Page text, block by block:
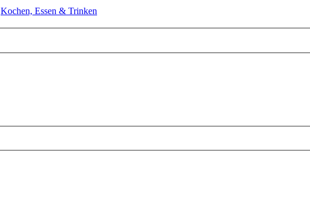
Kochen, Essen & Trinken